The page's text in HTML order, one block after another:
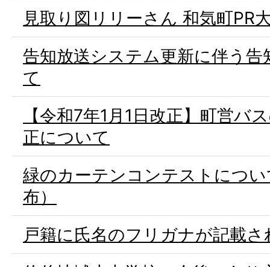
見取り図リリーさん 和気町PR
告知放送システム更新に伴う
て
【令和7年1月1日改正】町営バ
正について
緑のカーテンコンテストにつ
布）
戸籍に氏名のフリガナが記載さ